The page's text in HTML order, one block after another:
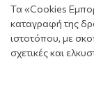
Τα «Cookies
καταγραφή της
ιστοτόπου, με
σχετικές και